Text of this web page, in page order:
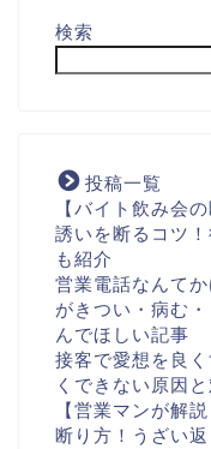
検索
投稿一覧
【バイト飲み会
誘いを断るコツ
も紹介
営業電話なんて
がきつい・病む
んでほしい記事
接客で愛想を良
くできない原因
【営業マンが解
断り方！うざい